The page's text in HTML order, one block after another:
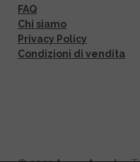
a
t
s
e
b
a
FAQ
Chi siamo
Privacy Policy
Condizioni di vendita